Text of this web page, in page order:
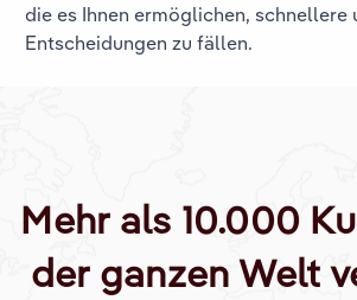
die es Ihnen ermöglichen, schnellere
Entscheidungen zu fällen.
Mehr als 10.000
der ganzen Welt